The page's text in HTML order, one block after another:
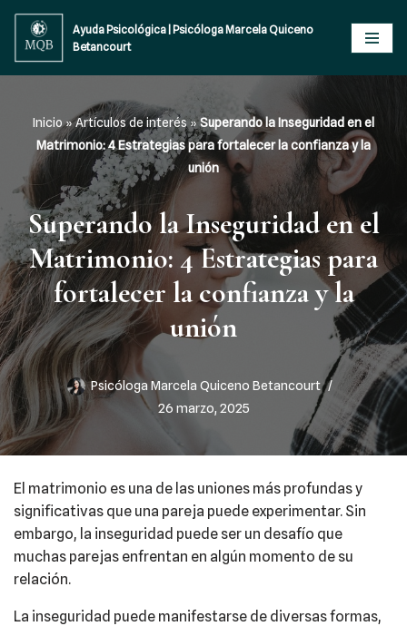
Saltar
al
Ayuda Psicológica | Psicóloga Marcela Quiceno
Betancourt
Inicio»Artículos de interés»Superando la Inseguridad en el
Matrimonio: 4 Estrategias para fortalecer la confianza y la
unión
Superando la Inseguridad en el
Matrimonio: 4 Estrategias para
fortalecer la confianza y la
unión
Psicóloga Marcela Quiceno Betancourt
26 marzo, 2025
El matrimonio es una de las uniones más profundas y
significativas que una pareja puede experimentar. Sin
embargo, la inseguridad puede ser un desafío que
muchas parejas enfrentan en algún momento de su
relación.
La inseguridad puede manifestarse de diversas formas,